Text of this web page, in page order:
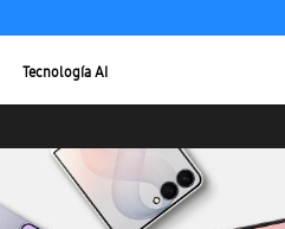
Tecnología AI